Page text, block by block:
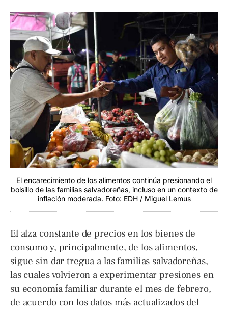
El encarecimiento de los alimentos continúa presionando el
bolsillo de las familias salvadoreñas, incluso en un contexto de
inflación moderada. Foto: EDH / Miguel Lemus
El alza constante de precios en los bienes de
consumo y, principalmente, de los alimentos,
sigue sin dar tregua a las familias salvadoreñas,
las cuales volvieron a experimentar presiones en
su economía familiar durante el mes de febrero,
de acuerdo con los datos más actualizados del